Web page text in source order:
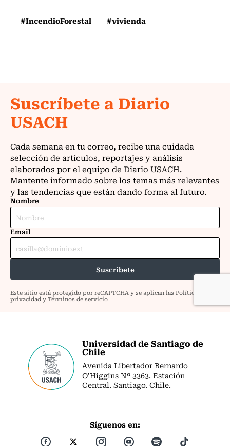
#IncendioForestal #vivienda
Universidad de Santiago de
Chile
Avenida Libertador Bernardo
O’Higgins Nº 3363. Estación
Central. Santiago. Chile.
Síguenos en: